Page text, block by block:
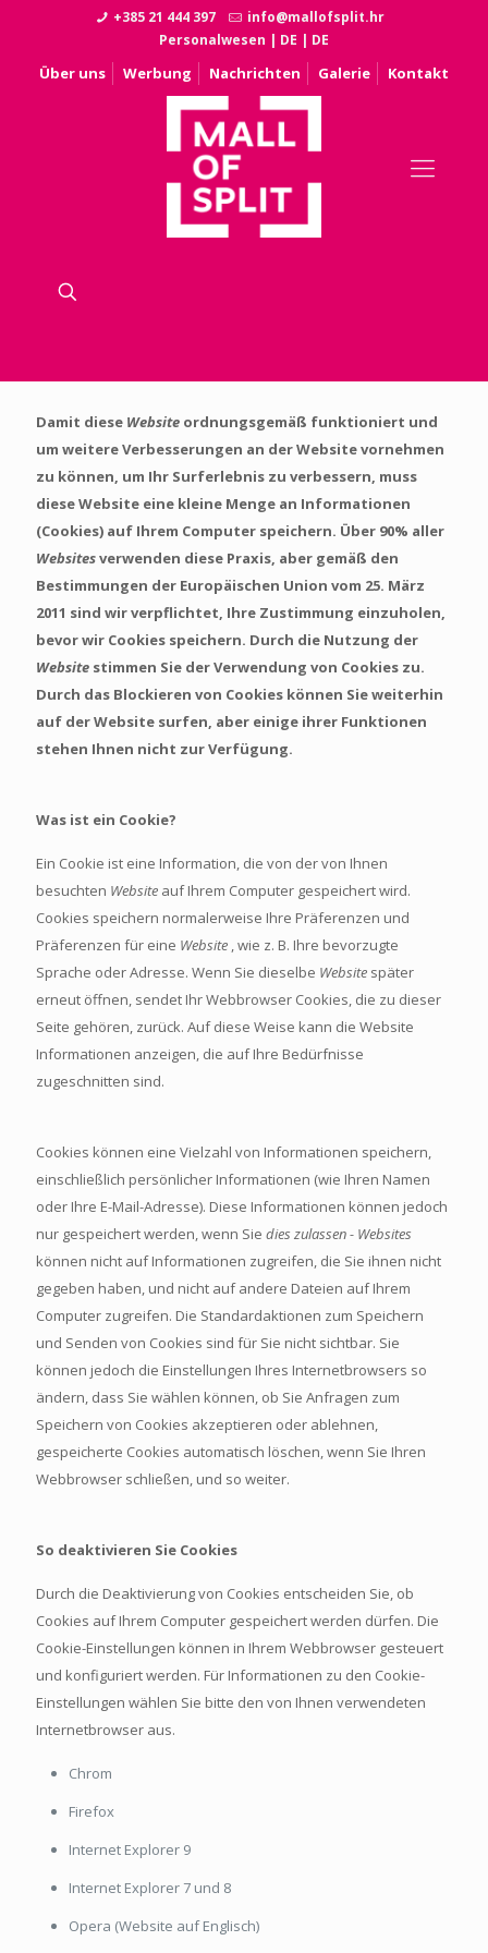
+385 21 444 397
info@mallofsplit.hr
Personalwesen | DE | DE
Über uns Werbung Nachrichten Galerie Kontakt
Damit diese Website ordnungsgemäß funktioniert und
um weitere Verbesserungen an der Website vornehmen
zu können, um Ihr Surferlebnis zu verbessern, muss
diese Website eine kleine Menge an Informationen
(Cookies) auf Ihrem Computer speichern. Über 90% aller
Websitesverwenden diese Praxis, aber gemäß den
Bestimmungen der Europäischen Union vom 25. März
2011 sind wir verpflichtet, Ihre Zustimmung einzuholen,
bevor wir Cookies speichern. Durch die Nutzung der
Website stimmen Sie der Verwendung von Cookies zu.
Durch das Blockieren von Cookies können Sie weiterhin
auf der Website surfen, aber einige ihrer Funktionen
stehen Ihnen nicht zur Verfügung.
Was ist ein Cookie?
Ein Cookie ist eine Information, die von der von Ihnen
besuchten Website auf Ihrem Computer gespeichert wird.
Cookies speichern normalerweise Ihre Präferenzen und
Präferenzen für eine Website , wie z. B. Ihre bevorzugte
Sprache oder Adresse. Wenn Sie dieselbe Website später
erneut öffnen, sendet Ihr Webbrowser Cookies, die zu dieser
Seite gehören, zurück. Auf diese Weise kann die Website
Informationen anzeigen, die auf Ihre Bedürfnisse
zugeschnitten sind.
Cookies können eine Vielzahl von Informationen speichern,
einschließlich persönlicher Informationen (wie Ihren Namen
oder Ihre E-Mail-Adresse). Diese Informationen können jedoch
nur gespeichert werden, wenn Sie dies zulassen - Websites
können nicht auf Informationen zugreifen, die Sie ihnen nicht
gegeben haben, und nicht auf andere Dateien auf Ihrem
Computer zugreifen. Die Standardaktionen zum Speichern
und Senden von Cookies sind für Sie nicht sichtbar. Sie
können jedoch die Einstellungen Ihres Internetbrowsers so
ändern, dass Sie wählen können, ob Sie Anfragen zum
Speichern von Cookies akzeptieren oder ablehnen,
gespeicherte Cookies automatisch löschen, wenn Sie Ihren
Webbrowser schließen, und so weiter.
So deaktivieren Sie Cookies
Durch die Deaktivierung von Cookies entscheiden Sie, ob
Cookies auf Ihrem Computer gespeichert werden dürfen. Die
Cookie-Einstellungen können in Ihrem Webbrowser gesteuert
und konfiguriert werden. Für Informationen zu den Cookie-
Einstellungen wählen Sie bitte den von Ihnen verwendeten
Internetbrowser aus.
Chrom
Firefox
Internet Explorer 9
Internet Explorer 7 und 8
Opera (Website auf Englisch)